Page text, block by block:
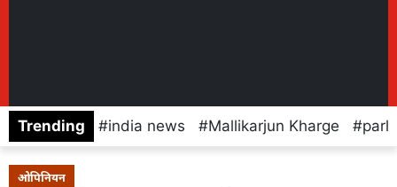
Trending india news Mallikarjun Kharge
ओपिनियन